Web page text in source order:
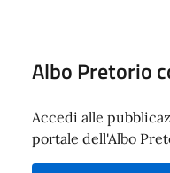
Albo Pretorio
Accedi alle
portale dell'Albo